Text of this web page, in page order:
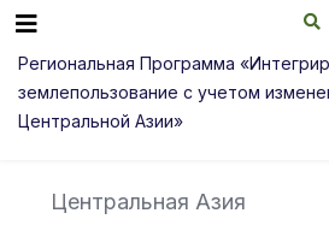
Региональная Программа
землепользование с учетом
Центральной Азии»
Центральная Азия